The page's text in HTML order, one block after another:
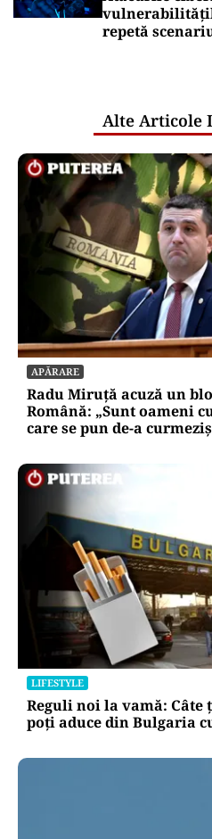
repetă
Alte Articole
APĂRARE
Radu Miruță acuză un
Română: „Sunt oameni
care se pun de-a
LIFESTYLE
Reguli noi la vamă:
poți aduce din Bulgaria